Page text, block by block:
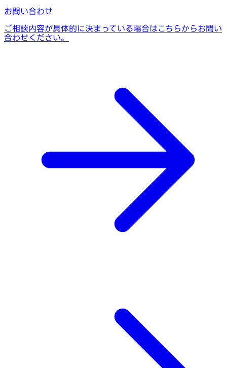
お問い合わせ
ご相談内容が具体的に決まっている場合はこちらからお問い
合わせください。